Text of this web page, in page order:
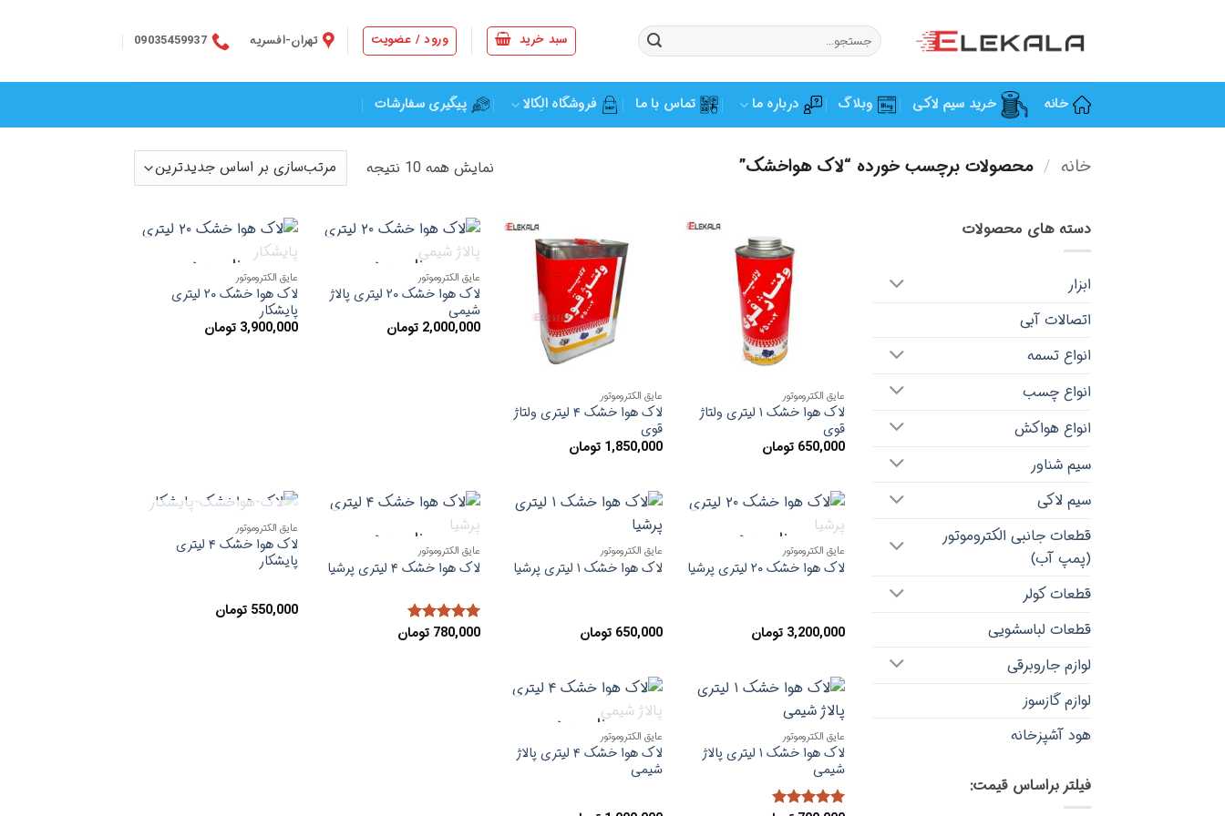
جستجو
برای:
سبد خرید ورود / عضویت تهران-افسریه 09035459937
خانه خرید سیم لاکی وبلاگ درباره ما تماس با ما فروشگاه الِکالا پیگیری سفارشات
خانه / محصولات برچسب خورده “لاک هواخشک” نمایش همه 10 نتیجه
مرتب‌سازی
جدیدترین
دسته های محصولات
ابزار
اتصالات آبی
انواع تسمه
انواع چسب
انواع هواکش
سیم شناور
سیم لاکی
قطعات جانبی الکتروموتور
(پمپ آب)
قطعات کولر
قطعات لباسشویی
لوازم جاروبرقی
لوازم گازسوز
هود آشپزخانه
فیلتر براساس قیمت:
عایق الکتروموتور
لاک هوا خشک ۱ لیتری ولتاژ
قوی
650,000 تومان
افزودن
عایق الکتروموتور
لاک هوا خشک ۴ لیتری ولتاژ
قوی
1,850,000 تومان
علاقه
مندی
ناموجود
عایق الکتروموتور
لاک هوا خشک ۲۰ لیتری پالاژ
شیمی
2,000,000 تومان
علاقه
ناموجود
عایق الکتروموتور
لاک هوا خشک ۲۰ لیتری
پایشکار
3,900,000 تومان
علاقه
مندی
ناموجود
عایق الکتروموتور
لاک هوا خشک ۲۰ لیتری پرشیا
3,200,000 تومان
علاقه
مندی
عایق الکتروموتور
لاک هوا خشک ۱ لیتری پرشیا
650,000 تومان
علاقه
مندی
ناموجود
عایق الکتروموتور
لاک هوا خشک ۴ لیتری پرشیا
امتیاز5 از 780,000 تومان
ناموجودعایق الکتروموتور
لاک هوا خشک ۴ لیتری
پایشکار
550,000 تومان
علاقه
مندی
عایق الکتروموتور
لاک هوا خشک ۱ لیتری پالاژ
شیمی
علاقه
مندی
ناموجود
عایق الکتروموتور
لاک هوا خشک ۴ لیتری پالاژ
شیمی